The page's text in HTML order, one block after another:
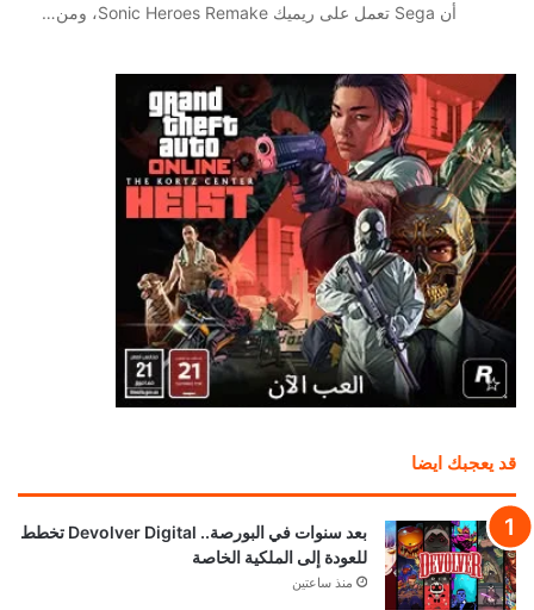
أن Sega تعمل على ريميك Sonic Heroes Remake، ومن…
قد يعجبك ايضا
بعد سنوات في البورصة.. Devolver Digital تخطط
للعودة إلى الملكية الخاصة
منذ ساعتين